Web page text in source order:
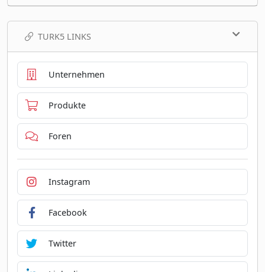
TURK5 LINKS
Unternehmen
Produkte
Foren
Instagram
Facebook
Twitter